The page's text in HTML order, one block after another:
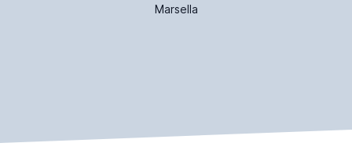
Marsella